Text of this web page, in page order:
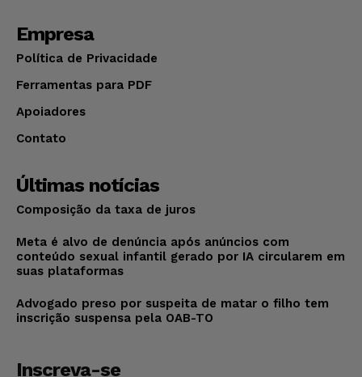
Empresa
Política de Privacidade
Ferramentas para PDF
Apoiadores
Contato
Últimas notícias
Composição da taxa de juros
Meta é alvo de denúncia após anúncios com
conteúdo sexual infantil gerado por IA circularem em
suas plataformas
Advogado preso por suspeita de matar o filho tem
inscrição suspensa pela OAB-TO
Inscreva-se